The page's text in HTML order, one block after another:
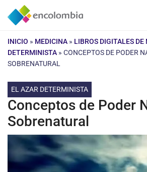
Saltar
INICIO » MEDICINA » LIBROS DIGITALES DE
DETERMINISTA » CONCEPTOS DE PODER
SOBRENATURAL
EL AZAR DETERMINISTA
Conceptos de Poder
Sobrenatural